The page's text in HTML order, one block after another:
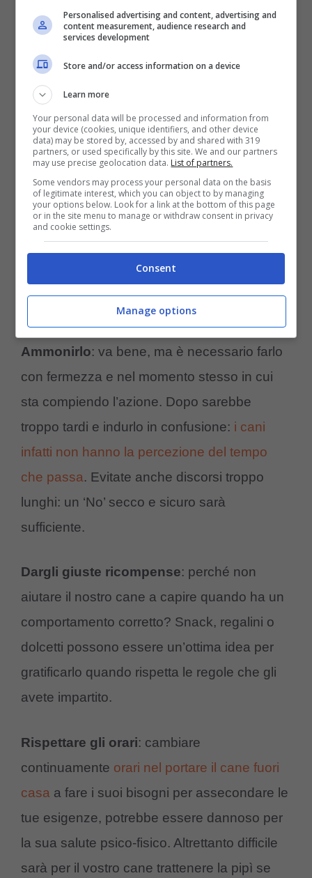
Come educare il cane a fare
pipì
E’ bene ribadire che
fondamentaleper educare il nostro cane. Le
urla sono assolutamente inopportune,
quanto inutili: il cane infatti non è in grado di
associare il rimprovero a qualcosa fatto in
precedenza, fosse anche un attimo prima. Le
punizioni corporali sono sufficienti a
formulare accuse di maltrattamento verso gli
animali: quini mai usare le mani!
Ammonirlo: va bene, ma è necessario farlo
con fermezza e nel momento stesso in cui
sta compiendo l’azione. Dopo sarebbe
troppo tardi e indurlo in confusione: i cani
infatti non hanno la percezione del tempo
che passa. Evitate anche discorsi troppo
lunghi: un ‘No’ secco e sicuro sarà
sufficiente.
Dargli giuste ricompense: perché non
aiutare il nostro cane a capire quando ha un
comportamento corretto? Snack, regalini o
dolcetti possono essere un’ottima idea per
gratificarlo quando rispetta le regole che gli
avete impartito.
Rispettare gli orari: cambiare
continuamente orari nel portare il cane fuori
casa a fare i suoi bisogni per assecondare le
tue esigenze, potrebbe essere dannoso per
la sua salute psico-fisico. Altrettanto difficile
sarà per il vostro cane trattenere la pipì se
Personalised advertising and content, advertising and
content measurement, audience research and
services development
Store and/or access information on a device
Learn more
Your personal data will be processed and information from
your device (cookies, unique identifiers, and other device
data) may be stored by, accessed by and shared with 319
partners, or used specifically by this site. We and our partners
may use precise geolocation data. List of partners.
Some vendors may process your personal data on the basis
of legitimate interest, which you can object to by managing
your options below. Look for a link at the bottom of this page
or in the site menu to manage or withdraw consent in privacy
and cookie settings.
Consent
Manage options